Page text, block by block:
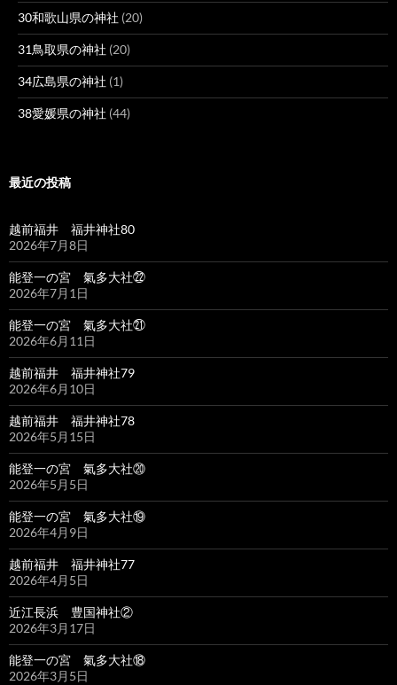
30和歌山県の神社 (20)
31鳥取県の神社 (20)
34広島県の神社 (1)
38愛媛県の神社 (44)
最近の投稿
越前福井 福井神社80
2026年7月8日
能登一の宮 氣多大社㉒
2026年7月1日
能登一の宮 氣多大社㉑
2026年6月11日
越前福井 福井神社79
2026年6月10日
越前福井 福井神社78
2026年5月15日
能登一の宮 氣多大社⑳
2026年5月5日
能登一の宮 氣多大社⑲
2026年4月9日
越前福井 福井神社77
2026年4月5日
近江長浜 豊国神社②
2026年3月17日
能登一の宮 氣多大社⑱
2026年3月5日